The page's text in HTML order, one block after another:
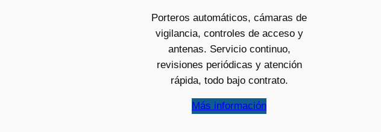
Porteros automáticos, cámaras de
vigilancia, controles de acceso y
antenas. Servicio continuo,
revisiones periódicas y atención
rápida, todo bajo contrato.
Más información